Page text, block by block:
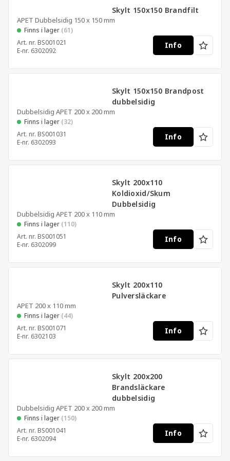
Skylt 150x150 Brandfilt
APET Dubbelsidig 150 x 150 mm
Finns i lager (61)
Art. nr. BS001021
E-nr. 6302092
Info
Skylt 150x150 Brandpost
dubbelsidig
Dubbelsidig APET 200 x 200 mm
Finns i lager (32)
Art. nr. BS001031
E-nr. 6302093
Info
Skylt 200x110
Koldioxid/Skum
Dubbelsidig
Dubbelsidig APET 200 x 110 mm
Finns i lager (110)
Art. nr. BS001051
E-nr. 6302099
Info
Skylt 200x110
Pulversläckare
APET 200 x 110 mm
Finns i lager (44)
Art. nr. BS001071
E-nr. 6302103
Info
Skylt 200x200
Brandsläckare
dubbelsidig
Dubbelsidig APET 200 x 200 mm
Finns i lager (150)
Art. nr. BS001041
E-nr. 6302094
Info